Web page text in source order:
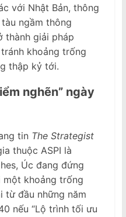
với Nhật Bản, thông
ngầm thông
thành giải pháp
khoảng trống
thập kỷ tới.
nghẽn” ngày
tin The Strategist
thuộc ASPI là
Úc đang đứng
khoảng trống
từ đầu những năm
nếu “Lộ trình tối ưu